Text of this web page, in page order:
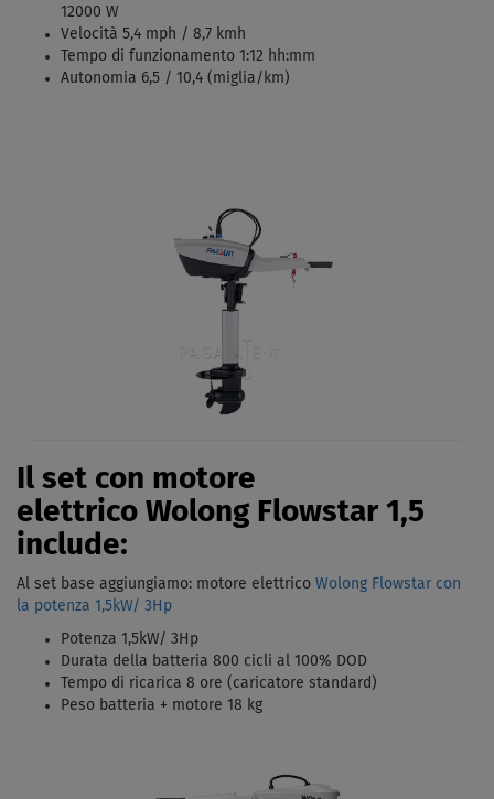
12000 W
Velocità 5,4 mph / 8,7 kmh
Tempo di funzionamento 1:12 hh:mm
Autonomia 6,5 / 10,4 (miglia/km)
Il set con motore
elettrico Wolong Flowstar 1,5
include:
Al set base aggiungiamo: motore elettrico Wolong Flowstar con
la potenza 1,5kW/ 3Hp
Potenza 1,5kW/ 3Hp
Durata della batteria 800 cicli al 100% DOD
Tempo di ricarica 8 ore (caricatore standard)
Peso batteria + motore 18 kg